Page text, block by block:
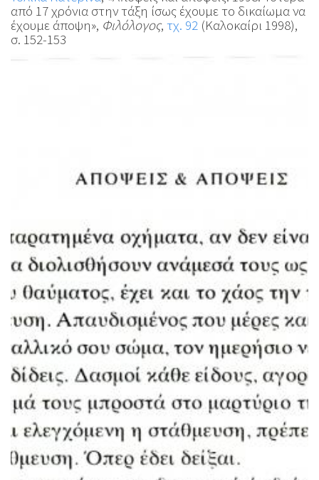
από 17 χρόνια στην τάξη ίσως έχουμε το δικαίωμα να
έχουμε άποψη», Φιλόλογος, τχ. 92 (Καλοκαίρι 1998),
σ. 152-153